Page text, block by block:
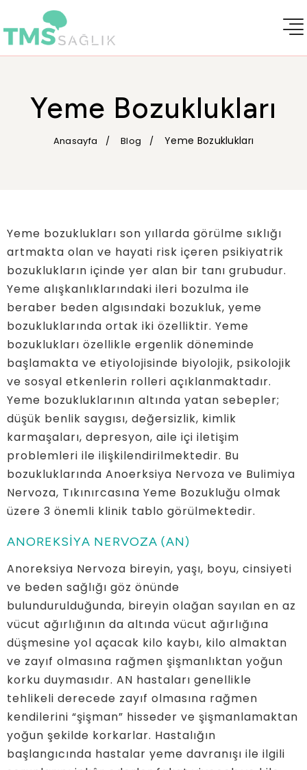
Yeme Bozuklukları
Anasayfa Blog Yeme Bozuklukları
Yeme bozuklukları son yıllarda görülme sıklığı
artmakta olan ve hayati risk içeren psikiyatrik
bozuklukların içinde yer alan bir tanı grubudur.
Yeme alışkanlıklarındaki ileri bozulma ile
beraber beden algısındaki bozukluk, yeme
bozukluklarında ortak iki özelliktir. Yeme
bozuklukları özellikle ergenlik döneminde
başlamakta ve etiyolojisinde biyolojik, psikolojik
ve sosyal etkenlerin rolleri açıklanmaktadır.
Yeme bozukluklarının altında yatan sebepler;
düşük benlik saygısı, değersizlik, kimlik
karmaşaları, depresyon, aile içi iletişim
problemleri ile ilişkilendirilmektedir. Bu
bozukluklarında Anoerksiya Nervoza ve Bulimiya
Nervoza, Tıkınırcasına Yeme Bozukluğu olmak
üzere 3 önemli klinik tablo görülmektedir.
ANOREKSİYA NERVOZA (AN)
Anoreksiya Nervoza bireyin, yaşı, boyu, cinsiyeti
ve beden sağlığı göz önünde
bulundurulduğunda, bireyin olağan sayılan en az
vücut ağırlığının da altında vücut ağırlığına
düşmesine yol açacak kilo kaybı, kilo almaktan
ve zayıf olmasına rağmen şişmanlıktan yoğun
korku duymasıdır. AN hastaları genellikle
tehlikeli derecede zayıf olmasına rağmen
kendilerini “şişman” hisseder ve şişmanlamaktan
yoğun şekilde korkarlar. Hastalığın
başlangıcında hastalar yeme davranışı ile ilgili